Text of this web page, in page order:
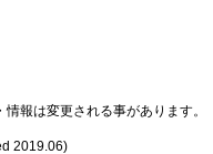
情報は変更される事があります。
2019.06)